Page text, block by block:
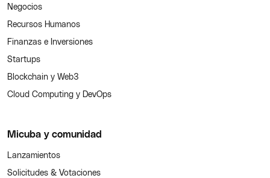
Negocios
Recursos Humanos
Finanzas e Inversiones
Startups
Blockchain y Web3
Cloud Computing y DevOps
Micuba y comunidad
Lanzamientos
Solicitudes & Votaciones